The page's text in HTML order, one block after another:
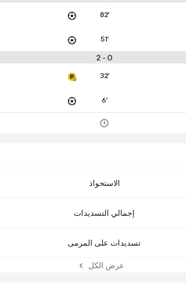
82'
51'
0 - 2
32'
6'
الاستحواذ
إجمالي التسديدات
تسديدات على المرمى
عرض الكل